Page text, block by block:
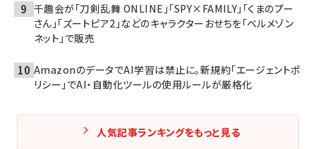
千趣会が「刀剣乱舞 ONLINE」「SPY×FAMILY」「くまのプー
さん」「ズートピア2」などのキャラクターおせちを「ベルメゾン
ネット」で販売
AmazonのデータでAI学習は禁止に。新規約「エージェントポ
リシー」でAI・自動化ツールの使用ルールが厳格化
人気記事ランキングをもっと見る